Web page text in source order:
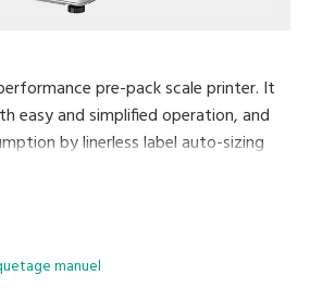
pre-pack scale printer. It
easy and simplified operation, and
by linerless label auto-sizing
achieve lower cost and a smaller
manuel